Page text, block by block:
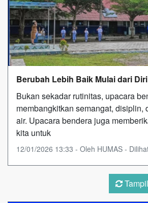
Berubah Lebih Baik Mulai dari
Bukan sekadar rutinitas, upacara
membangkitkan semangat, disiplin,
air. Upacara bendera juga
kita untuk
12/01/2026 13:33 - Oleh HUMAS -